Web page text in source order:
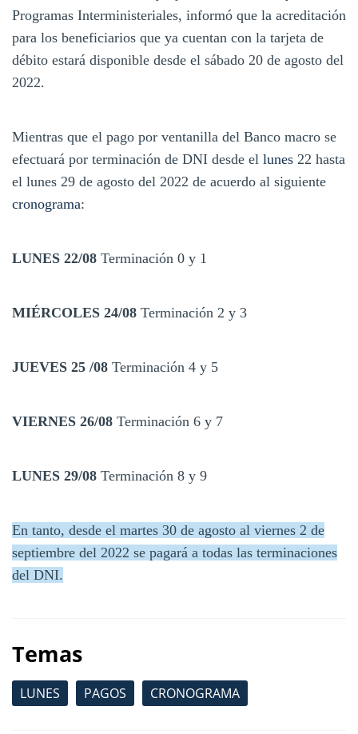
Programas Interministeriales, informó que la acreditación
para los beneficiarios que ya cuentan con la tarjeta de
débito estará disponible desde el sábado 20 de agosto del
2022.
Mientras que el pago por ventanilla del Banco macro se
efectuará por terminación de DNI desde el lunes 22 hasta
el lunes 29 de agosto del 2022 de acuerdo al siguiente
cronograma:
LUNES 22/08 Terminación 0 y 1
MIÉRCOLES 24/08 Terminación 2 y 3
JUEVES 25 /08 Terminación 4 y 5
VIERNES 26/08 Terminación 6 y 7
LUNES 29/08 Terminación 8 y 9
En tanto, desde el martes 30 de agosto al viernes 2 de
septiembre del 2022 se pagará a todas las terminaciones
del DNI.
Temas
LUNES PAGOS CRONOGRAMA